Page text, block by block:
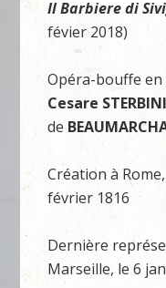
Il Barbiere di
févier 2018)
Opéra-bouffe en
Cesare
de
Création à
février 1816
Dernière
Marseille, le 6